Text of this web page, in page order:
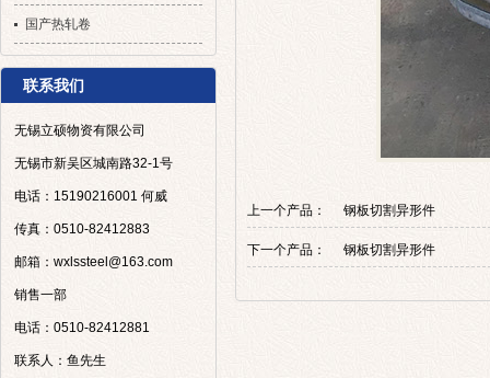
上一个产品： 钢板切割异形件
下一个产品： 钢板切割异形件
国产热轧卷
联系我们
无锡立硕物资有限公司
无锡市新吴区城南路32-1号
电话：15190216001 何威
传真：0510-82412883
邮箱：wxlssteel@163.com
销售一部
电话：0510-82412881
联系人：鱼先生